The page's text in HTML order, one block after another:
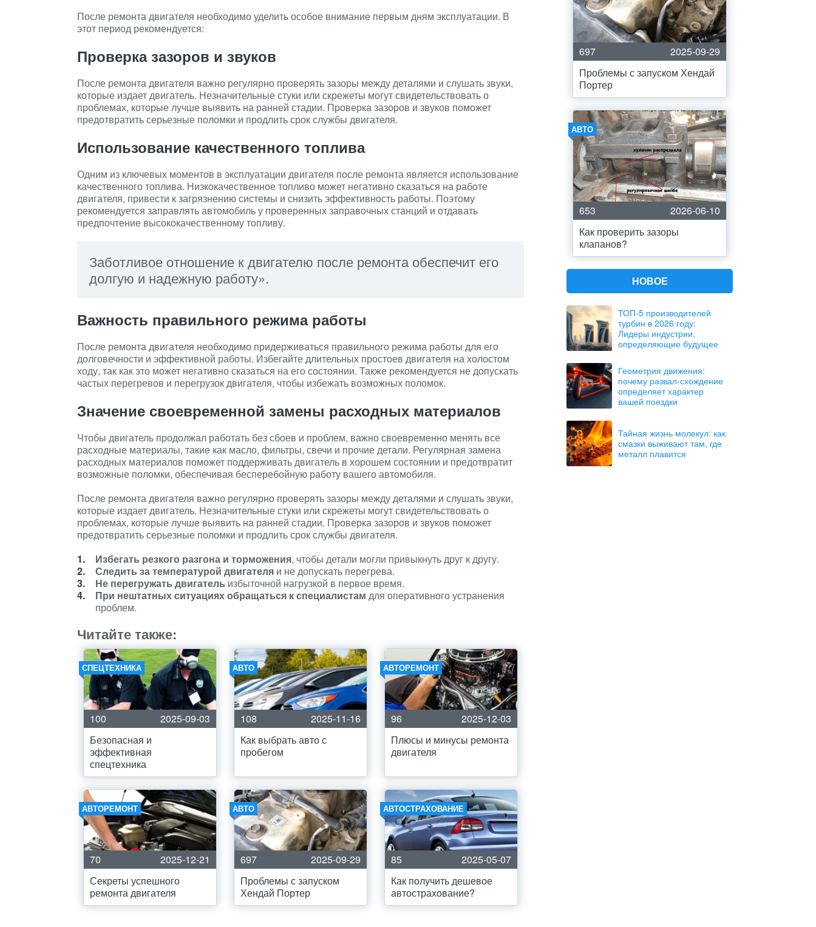
После ремонта двигателя необходимо уделить особое внимание первым дням эксплуатации. В
этот период рекомендуется:
Проверка зазоров и звуков
После ремонта двигателя важно регулярно проверять зазоры между деталями и слушать звуки,
которые издает двигатель. Незначительные стуки или скрежеты могут свидетельствовать о
проблемах, которые лучше выявить на ранней стадии. Проверка зазоров и звуков поможет
предотвратить серьезные поломки и продлить срок службы двигателя.
Использование качественного топлива
Одним из ключевых моментов в эксплуатации двигателя после ремонта является использование
качественного топлива. Низкокачественное топливо может негативно сказаться на работе
двигателя, привести к загрязнению системы и снизить эффективность работы. Поэтому
рекомендуется заправлять автомобиль у проверенных заправочных станций и отдавать
предпочтение высококачественному топливу.
Заботливое отношение к двигателю после ремонта обеспечит его
долгую и надежную работу».
Важность правильного режима работы
После ремонта двигателя необходимо придерживаться правильного режима работы для его
долговечности и эффективной работы. Избегайте длительных простоев двигателя на холостом
ходу, так как это может негативно сказаться на его состоянии. Также рекомендуется не допускать
частых перегревов и перегрузок двигателя, чтобы избежать возможных поломок.
Значение своевременной замены расходных материалов
Чтобы двигатель продолжал работать без сбоев и проблем, важно своевременно менять все
расходные материалы, такие как масло, фильтры, свечи и прочие детали. Регулярная замена
расходных материалов поможет поддерживать двигатель в хорошем состоянии и предотвратит
возможные поломки, обеспечивая бесперебойную работу вашего автомобиля.
После ремонта двигателя важно регулярно проверять зазоры между деталями и слушать звуки,
которые издает двигатель. Незначительные стуки или скрежеты могут свидетельствовать о
проблемах, которые лучше выявить на ранней стадии. Проверка зазоров и звуков поможет
предотвратить серьезные поломки и продлить срок службы двигателя.
Избегать резкого разгона и торможения, чтобы детали могли привыкнуть друг к другу.
Следить за температурой двигателя и не допускать перегрева.
Не перегружать двигатель избыточной нагрузкой в первое время.
При нештатных ситуациях обращаться к специалистам для оперативного устранения
проблем.
Читайте также:
СПЕЦТЕХНИКА
100
2025-09-03
Безопасная и
эффективная
спецтехника
АВТО
108
2025-11-16
Как выбрать авто с
пробегом
АВТОРЕМОНТ
96
2025-12-03
Плюсы и минусы ремонта
двигателя
АВТОРЕМОНТ
70
2025-12-21
Секреты успешного
ремонта двигателя
АВТО
697
2025-09-29
Проблемы с запуском
Хендай Портер
АВТОСТРАХОВАНИЕ
85
2025-05-07
Как получить дешевое
автострахование?
697
2025-09-29
Проблемы с запуском Хендай
Портер
АВТО
653
2026-06-10
Как проверить зазоры
клапанов?
НОВОЕ
ТОП-5 производителей
турбин в 2026 году:
Лидеры индустрии,
определяющие будущее
Геометрия движения:
почему развал-схождение
определяет характер
вашей поездки
Тайная жизнь молекул: как
смазки выживают там, где
металл плавится